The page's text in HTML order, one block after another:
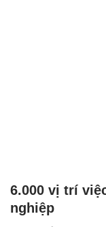
6.000 vị trí
nghiệp